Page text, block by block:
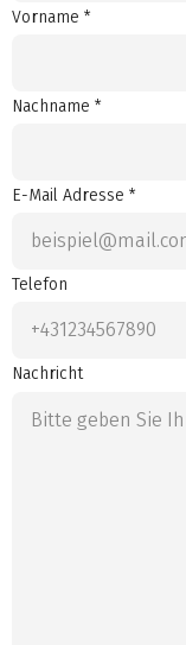
Vorname *
Nachname *
E-Mail Adresse *
Telefon
Nachricht